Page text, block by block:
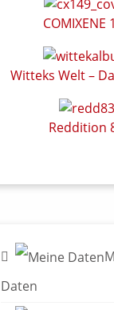
COMIXENE
Witteks Welt –
Reddition
Daten